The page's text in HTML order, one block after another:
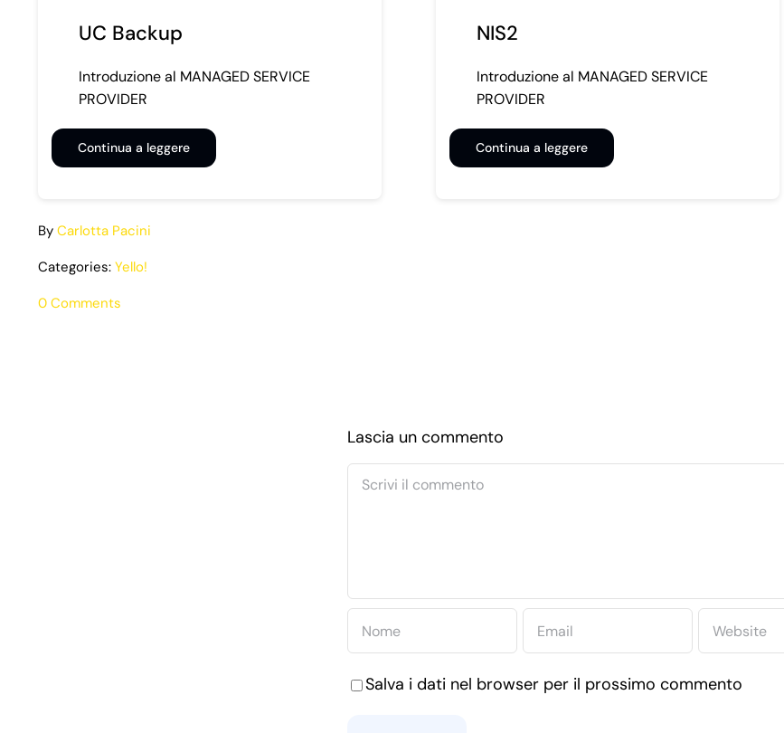
UC Backup
Introduzione al MANAGED SERVICE
PROVIDER
Continua a leggere
NIS2
Introduzione al MANAGED SERVICE
PROVIDER
Continua a leggere
By Carlotta Pacini
Categories: Yello!
0 Comments
Lascia un commento
Comment
Salva i dati nel browser per il prossimo commento